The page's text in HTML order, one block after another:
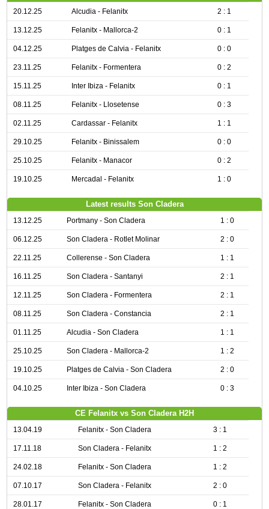
20.12.25 Alcudia - Felanitx 2 : 1
13.12.25 Felanitx - Mallorca-2 0 : 1
04.12.25 Platges de Calvia - Felanitx 0 : 0
23.11.25 Felanitx - Formentera 0 : 2
15.11.25 Inter Ibiza - Felanitx 0 : 1
08.11.25 Felanitx - Llosetense 0 : 3
02.11.25 Cardassar - Felanitx 1 : 1
29.10.25 Felanitx - Binissalem 0 : 0
25.10.25 Felanitx - Manacor 0 : 2
19.10.25 Mercadal - Felanitx 1 : 0
Latest results Son Cladera
13.12.25 Portmany - Son Cladera 1 : 0
06.12.25 Son Cladera - Rotlet Molinar 2 : 0
22.11.25 Collerense - Son Cladera 1 : 1
16.11.25 Son Cladera - Santanyi 2 : 1
12.11.25 Son Cladera - Formentera 2 : 1
08.11.25 Son Cladera - Constancia 2 : 1
01.11.25 Alcudia - Son Cladera 1 : 1
25.10.25 Son Cladera - Mallorca-2 1 : 2
19.10.25 Platges de Calvia - Son Cladera 2 : 0
04.10.25 Inter Ibiza - Son Cladera 0 : 3
CE Felanitx vs Son Cladera H2H
13.04.19 Felanitx - Son Cladera 3 : 1
17.11.18 Son Cladera - Felanitx 1 : 2
24.02.18 Felanitx - Son Cladera 1 : 2
07.10.17 Son Cladera - Felanitx 2 : 0
28.01.17 Felanitx - Son Cladera 0 : 1